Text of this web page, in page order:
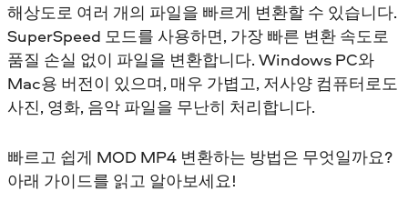
해상도로 여러 개의 파일을 빠르게 변환할 수 있습니다.
SuperSpeed 모드를 사용하면, 가장 빠른 변환 속도로
품질 손실 없이 파일을 변환합니다. Windows PC와
Mac용 버전이 있으며, 매우 가볍고, 저사양 컴퓨터로도
사진, 영화, 음악 파일을 무난히 처리합니다.
빠르고 쉽게 MOD MP4 변환하는 방법은 무엇일까요?
아래 가이드를 읽고 알아보세요!